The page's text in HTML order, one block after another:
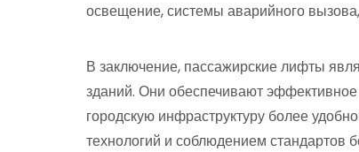
освещение, системы аварийного
В заключение, пассажирские лифты
зданий. Они обеспечивают
городскую инфраструктуру более
технологий и соблюдением стандартов